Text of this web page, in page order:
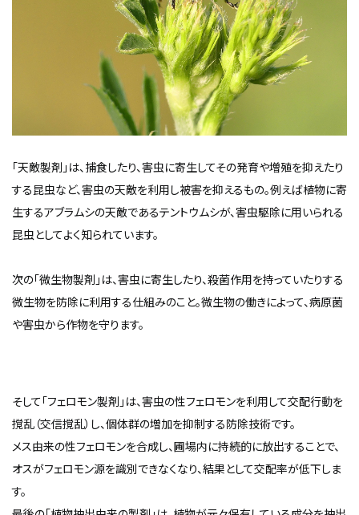
「天敵製剤」は、捕食したり、害虫に寄生してその発育や増殖を抑えたり
する昆虫など、害虫の天敵を利用し被害を抑えるもの。例えば植物に寄
生するアブラムシの天敵であるテントウムシが、害虫駆除に用いられる
昆虫としてよく知られています。
次の「微生物製剤」は、害虫に寄生したり、殺菌作用を持っていたりする
微生物を防除に利用する仕組みのこと。微生物の働きによって、病原菌
や害虫から作物を守ります。
そして「フェロモン製剤」は、害虫の性フェロモンを利用して交配行動を
撹乱（交信撹乱）し、個体群の増加を抑制する防除技術です。
メス由来の性フェロモンを合成し、圃場内に持続的に放出することで、
オスがフェロモン源を識別できなくなり、結果として交配率が低下しま
す。